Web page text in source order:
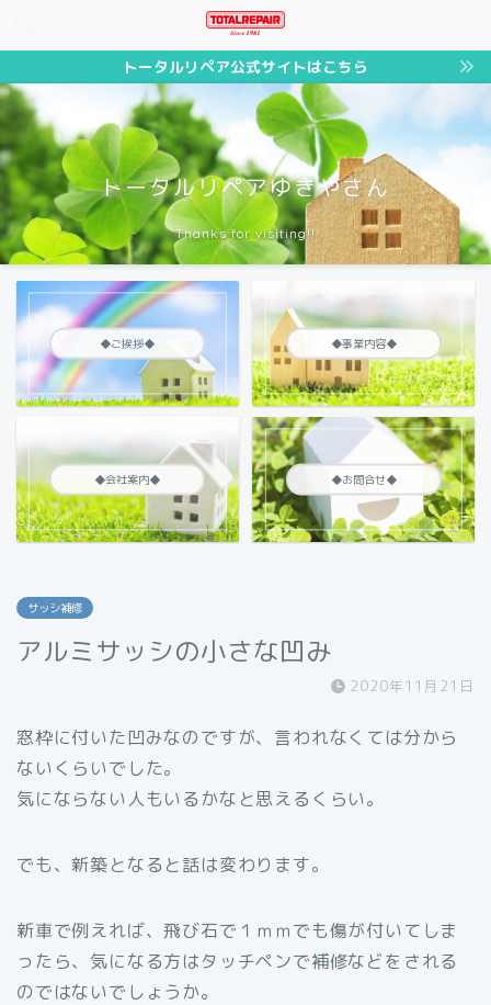
トータルリペア公式サイトはこちら
トータルリペアゆきやさん
Thanks for visiting!!
◆ご挨拶◆ ◆事業内容◆
◆会社案内◆ ◆お問合せ◆
サッシ補修
アルミサッシの小さな凹み
2020年11月21日
窓枠に付いた凹みなのですが、言われなくては分から
ないくらいでした。
気にならない人もいるかなと思えるくらい。
でも、新築となると話は変わります。
新車で例えれば、飛び石で１ｍｍでも傷が付いてしま
ったら、気になる方はタッチペンで補修などをされる
のではないでしょうか。